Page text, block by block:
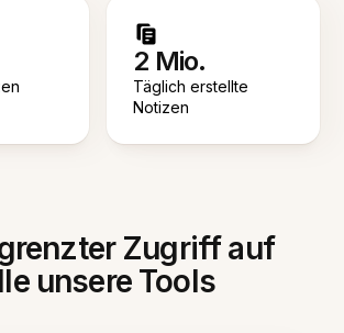
2 Mio.
Täglich erstellte
Notizen
Zugriff auf
unsere Tools